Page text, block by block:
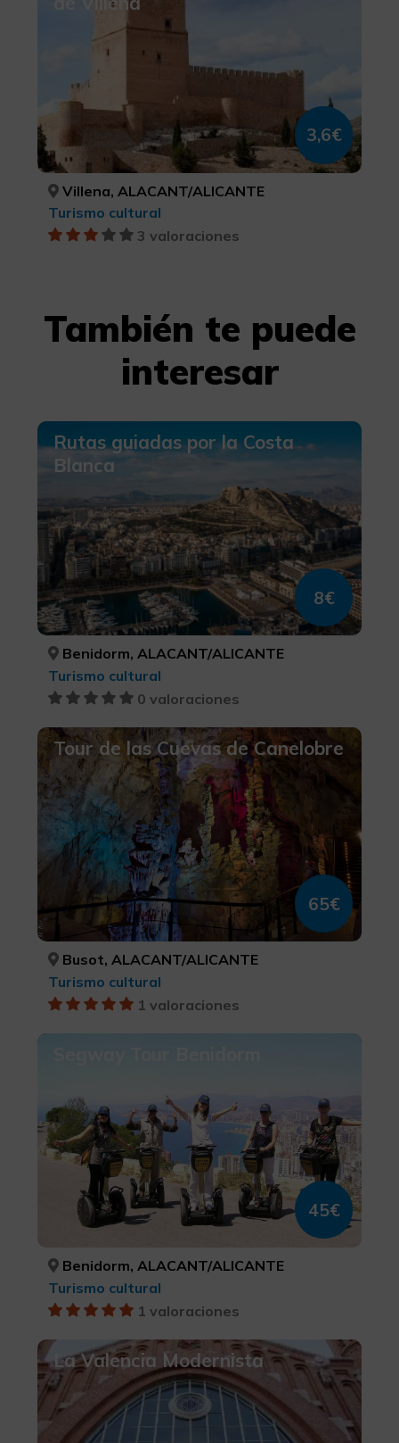
3,6€
Villena, ALACANT/ALICANTE
Turismo cultural
3 valoraciones
También te puede
interesar
Rutas guiadas por la Costa
Blanca
8€
Benidorm, ALACANT/ALICANTE
Turismo cultural
0 valoraciones
Tour de las Cuevas de Canelobre
65€
Busot, ALACANT/ALICANTE
Turismo cultural
1 valoraciones
45€
Benidorm, ALACANT/ALICANTE
Turismo cultural
1 valoraciones
La Valencia Modernista